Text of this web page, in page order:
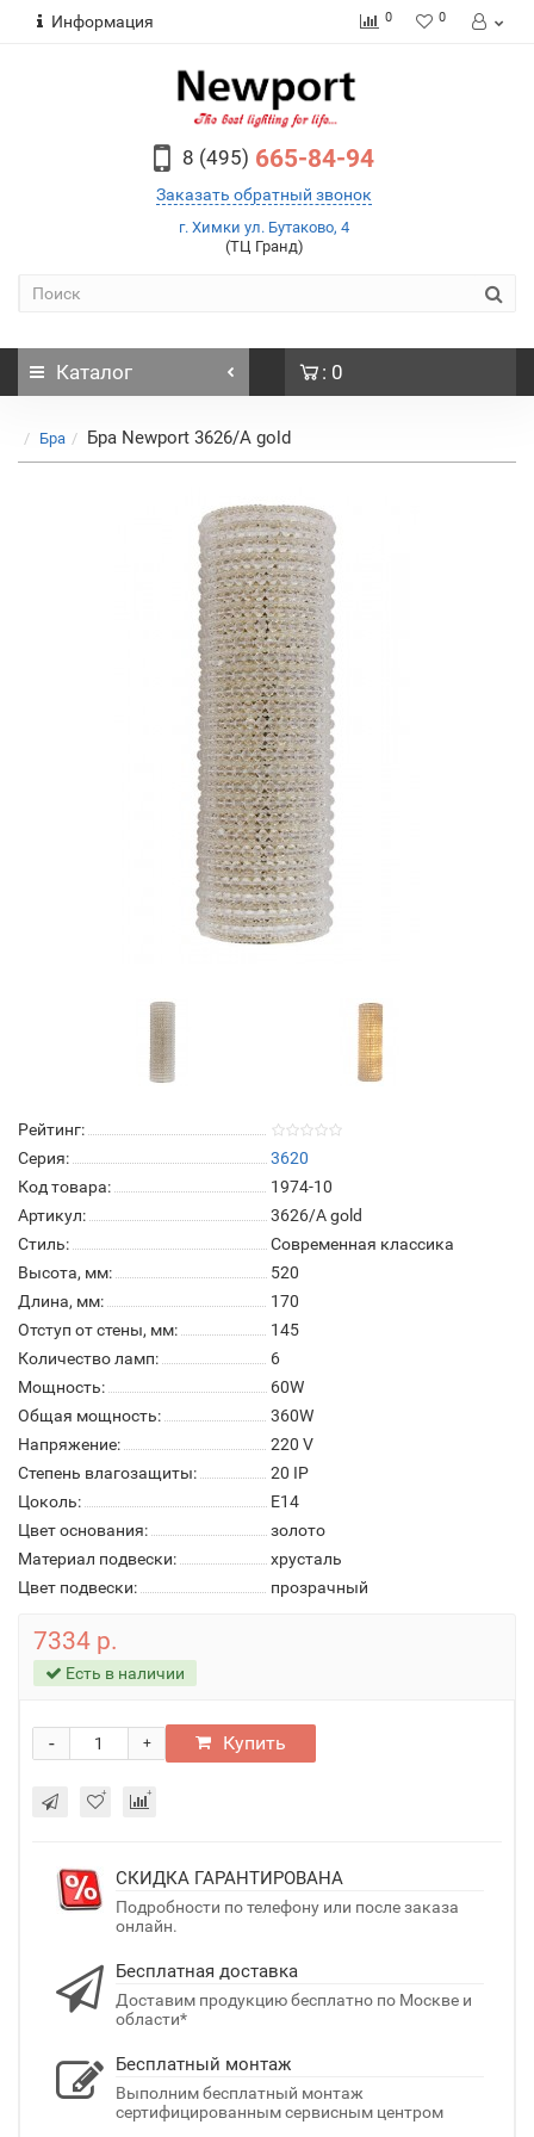
Информация 0 0
8 (495) 665-84-94
Заказать обратный звонок
г. Химки ул. Бутаково, 4
(ТЦ Гранд)
Каталог : 0
Бра Бра Newport 3626/A gold
Рейтинг:
Серия:
3620
Код товара:
1974-10
Артикул:
3626/A gold
Стиль:
Современная классика
Высота, мм:
520
Длина, мм:
170
Отступ от стены, мм:
145
Количество ламп:
6
Мощность:
60W
Общая мощность:
360W
Напряжение:
220 V
Степень влагозащиты:
20 IP
Цоколь:
E14
Цвет основания:
золото
Материал подвески:
хрусталь
Цвет подвески:
прозрачный
7334 р.
Есть в наличии
+
- Купить
СКИДКА ГАРАНТИРОВАНА
Подробности по телефону или после заказа
онлайн.
Бесплатная доставка
Доставим продукцию бесплатно по Москве и
области*
Бесплатный монтаж
Выполним бесплатный монтаж
сертифицированным сервисным центром